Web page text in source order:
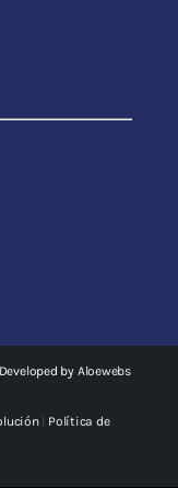
by Aloewebs
| Política de